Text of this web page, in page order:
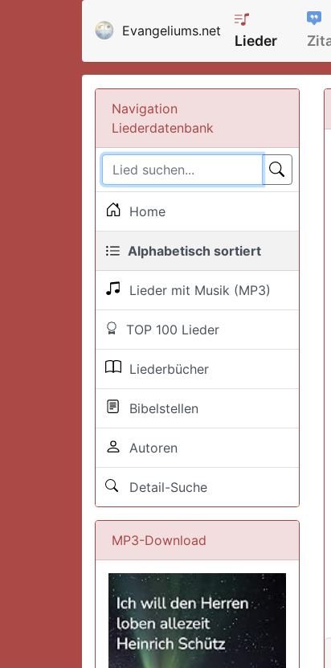
Evangeliums.net
Lieder
Navigation
Liederdatenbank
Home
Alphabetisch sortiert
Lieder mit Musik (MP3)
TOP 100 Lieder
Liederbücher
Bibelstellen
Autoren
Detail-Suche
MP3-Download